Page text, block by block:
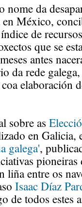
da
México,
de
que se
antes
da rede
elaboración
sobre as
en Galicia,
galega',
entre os
Isaac Díaz
de todos estes